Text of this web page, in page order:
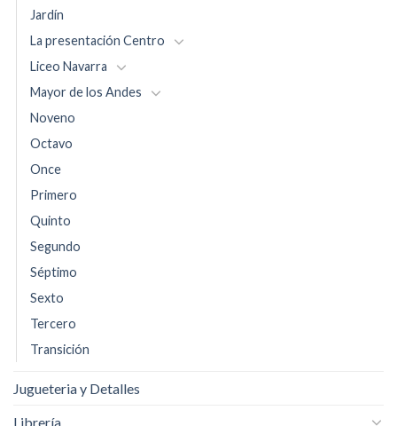
Jardín
La presentación Centro
Liceo Navarra
Mayor de los Andes
Noveno
Octavo
Once
Primero
Quinto
Segundo
Séptimo
Sexto
Tercero
Transición
Jugueteria y Detalles
Librería